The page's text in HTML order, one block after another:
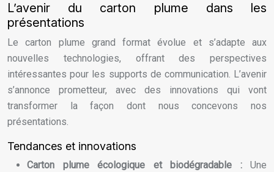
L’avenir du carton plume dans les
présentations
Le carton plume grand format évolue et s’adapte aux
nouvelles technologies, offrant des perspectives
intéressantes pour les supports de communication. L’avenir
s’annonce prometteur, avec des innovations qui vont
transformer la façon dont nous concevons nos
présentations.
Tendances et innovations
Carton plume écologique et biodégradable : Une